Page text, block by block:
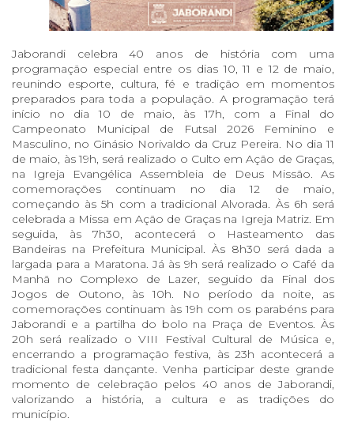
Jaborandi celebra 40 anos de história com uma
programação especial entre os dias 10, 11 e 12 de maio,
reunindo esporte, cultura, fé e tradição em momentos
preparados para toda a população. A programação terá
início no dia 10 de maio, às 17h, com a Final do
Campeonato Municipal de Futsal 2026 Feminino e
Masculino, no Ginásio Norivaldo da Cruz Pereira. No dia 11
de maio, às 19h, será realizado o Culto em Ação de Graças,
na Igreja Evangélica Assembleia de Deus Missão. As
comemorações continuam no dia 12 de maio,
começando às 5h com a tradicional Alvorada. Às 6h será
celebrada a Missa em Ação de Graças na Igreja Matriz. Em
seguida, às 7h30, acontecerá o Hasteamento das
Bandeiras na Prefeitura Municipal. Às 8h30 será dada a
largada para a Maratona. Já às 9h será realizado o Café da
Manhã no Complexo de Lazer, seguido da Final dos
Jogos de Outono, às 10h. No período da noite, as
comemorações continuam às 19h com os parabéns para
Jaborandi e a partilha do bolo na Praça de Eventos. Às
20h será realizado o VIII Festival Cultural de Música e,
encerrando a programação festiva, às 23h acontecerá a
tradicional festa dançante. Venha participar deste grande
momento de celebração pelos 40 anos de Jaborandi,
valorizando a história, a cultura e as tradições do
município.